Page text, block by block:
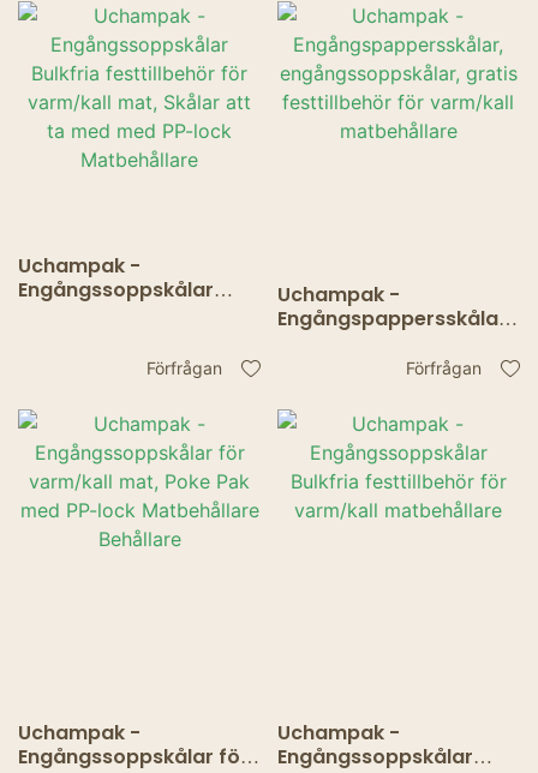
Uchampak -
Engångssoppskålar
att ta med med PP-lock
Förfrågan
Uchampak -
Engångspappersskålar,
gratis festtillbehör för
Förfrågan
Uchampak -
Engångssoppskålar för
Uchampak -
Engångssoppskålar